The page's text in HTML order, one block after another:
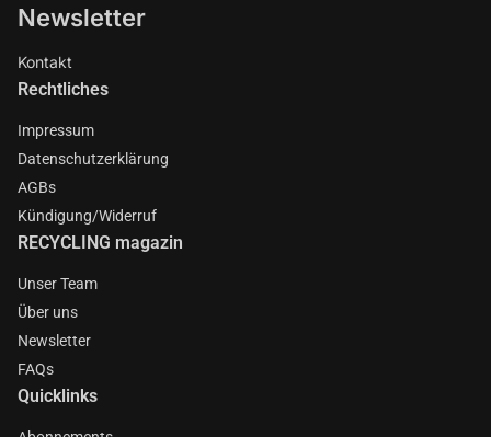
Newsletter
Kontakt
Rechtliches
Impressum
Datenschutzerklärung
AGBs
Kündigung/Widerruf
RECYCLING magazin
Unser Team
Über uns
Newsletter
FAQs
Quicklinks